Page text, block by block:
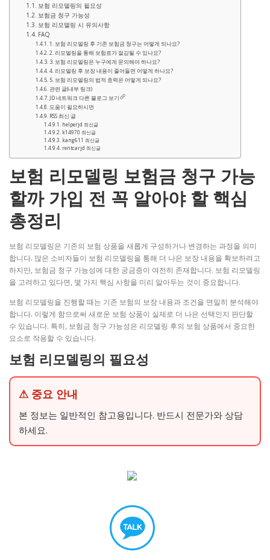
보험 리모델링의 필요성
보험금 청구 가능성
보험 리모델링 시 유의사항
FAQ
1. 보험 리모델링 후 기존 보험금 청구는 어떻게 되나요?
2. 리모델링을 통해 보험료가 절감될 수 있나요?
3. 보험 리모델링은 누구에게 문의해야 하나요?
4. 리모델링 후 보장 내용이 줄어들면 어떻게 하나요?
5. 보험 리모델링의 법적 효력은 어떻게 되나요?
관련 글(내부 링크)
JD 네트워크 다른 블로그 보기
도움이 필요하시면
RSS 최신 글
helperjd 최신글
k14970 최신글
kang611 최신글
rentcarjd 최신글
보험 리모델링 보험금 청구 가능
할까 가입 전 꼭 알아야 할 핵심
총정리
보험 리모델링은 기존의 보험 상품을 새롭게 구성하거나 변경하는 과정을 의미
합니다. 많은 소비자들이 보험 리모델링을 통해 더 나은 보장 내용을 확보하려고
하지만, 보험금 청구 가능성에 대한 궁금증이 여전히 존재합니다. 보험 리모델링
을 고려하고 있다면, 몇 가지 핵심 사항을 미리 알아두는 것이 중요합니다.
보험 리모델링을 진행할 때는 기존 보험의 보장 내용과 조건을 면밀히 분석해야
합니다. 이렇게 함으로써 새로운 보험 상품이 실제로 더 나은 선택인지 판단할
수 있습니다. 특히, 보험금 청구 가능성은 리모델링 후의 보험 상품에서 중요한
요소로 작용할 수 있습니다.
보험 리모델링의 필요성
⚠ 중요 안내
본 정보는 일반적인 참고용입니다. 반드시 전문가와 상담
하세요.